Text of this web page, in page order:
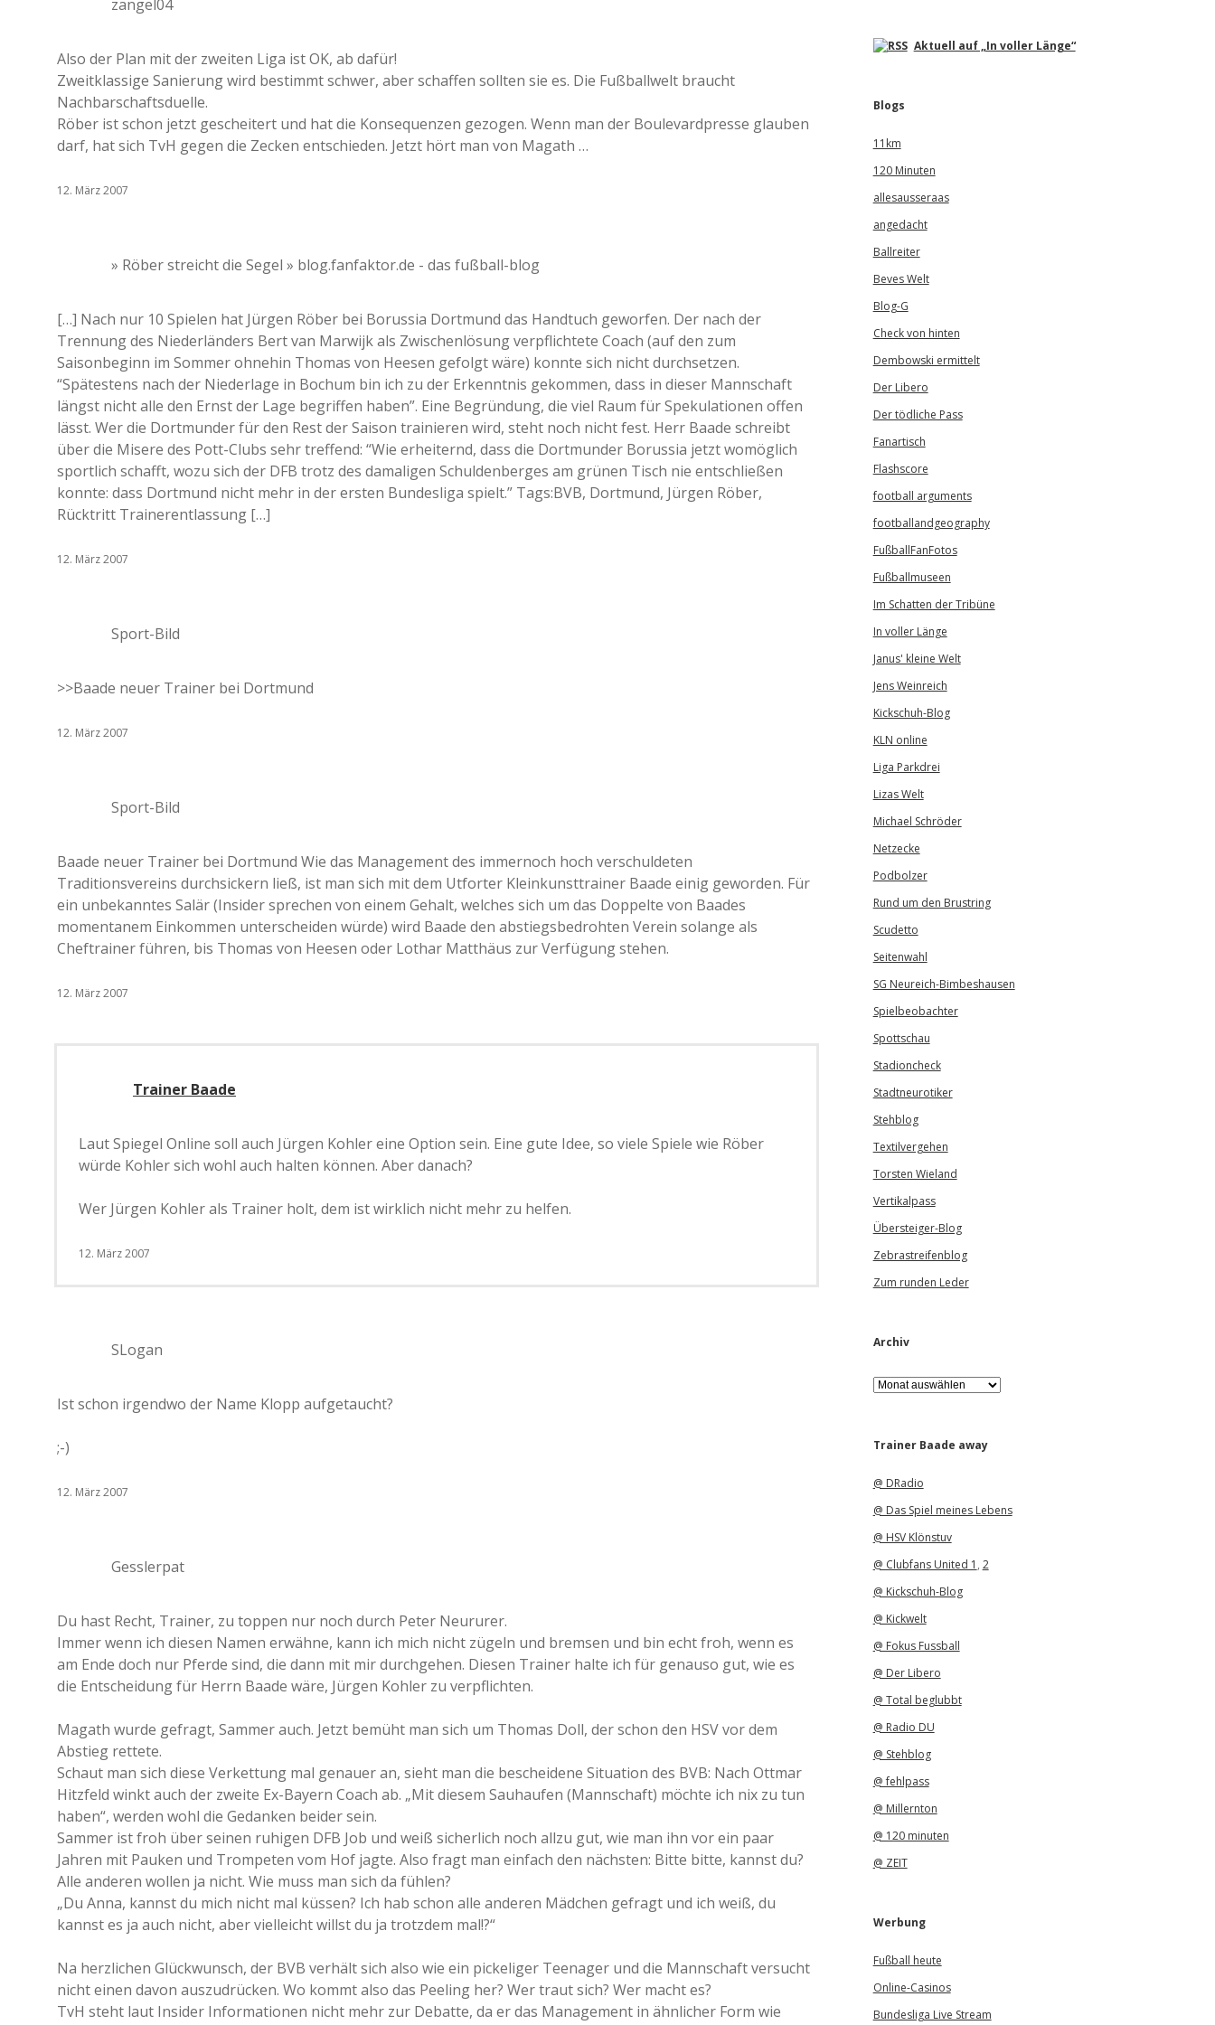
zangel04
Also der Plan mit der zweiten Liga ist OK, ab dafür!
Zweitklassige Sanierung wird bestimmt schwer, aber schaffen sollten sie es. Die Fußballwelt braucht
Nachbarschaftsduelle.
Röber ist schon jetzt gescheitert und hat die Konsequenzen gezogen. Wenn man der Boulevardpresse glauben
darf, hat sich TvH gegen die Zecken entschieden. Jetzt hört man von Magath …
12. März 2007
» Röber streicht die Segel » blog.fanfaktor.de - das fußball-blog
[…] Nach nur 10 Spielen hat Jürgen Röber bei Borussia Dortmund das Handtuch geworfen. Der nach der
Trennung des Niederländers Bert van Marwijk als Zwischenlösung verpflichtete Coach (auf den zum
Saisonbeginn im Sommer ohnehin Thomas von Heesen gefolgt wäre) konnte sich nicht durchsetzen.
“Spätestens nach der Niederlage in Bochum bin ich zu der Erkenntnis gekommen, dass in dieser Mannschaft
längst nicht alle den Ernst der Lage begriffen haben”. Eine Begründung, die viel Raum für Spekulationen offen
lässt. Wer die Dortmunder für den Rest der Saison trainieren wird, steht noch nicht fest. Herr Baade schreibt
über die Misere des Pott-Clubs sehr treffend: “Wie erheiternd, dass die Dortmunder Borussia jetzt womöglich
sportlich schafft, wozu sich der DFB trotz des damaligen Schuldenberges am grünen Tisch nie entschließen
konnte: dass Dortmund nicht mehr in der ersten Bundesliga spielt.” Tags:BVB, Dortmund, Jürgen Röber,
Rücktritt Trainerentlassung […]
12. März 2007
Sport-Bild
>>Baade neuer Trainer bei Dortmund
12. März 2007
Sport-Bild
Baade neuer Trainer bei Dortmund Wie das Management des immernoch hoch verschuldeten
Traditionsvereins durchsickern ließ, ist man sich mit dem Utforter Kleinkunsttrainer Baade einig geworden. Für
ein unbekanntes Salär (Insider sprechen von einem Gehalt, welches sich um das Doppelte von Baades
momentanem Einkommen unterscheiden würde) wird Baade den abstiegsbedrohten Verein solange als
Cheftrainer führen, bis Thomas von Heesen oder Lothar Matthäus zur Verfügung stehen.
12. März 2007
Trainer Baade
Laut Spiegel Online soll auch Jürgen Kohler eine Option sein. Eine gute Idee, so viele Spiele wie Röber
würde Kohler sich wohl auch halten können. Aber danach?
Wer Jürgen Kohler als Trainer holt, dem ist wirklich nicht mehr zu helfen.
12. März 2007
SLogan
Ist schon irgendwo der Name Klopp aufgetaucht?
;-)
12. März 2007
Gesslerpat
Du hast Recht, Trainer, zu toppen nur noch durch Peter Neururer.
Immer wenn ich diesen Namen erwähne, kann ich mich nicht zügeln und bremsen und bin echt froh, wenn es
am Ende doch nur Pferde sind, die dann mit mir durchgehen. Diesen Trainer halte ich für genauso gut, wie es
die Entscheidung für Herrn Baade wäre, Jürgen Kohler zu verpflichten.
Magath wurde gefragt, Sammer auch. Jetzt bemüht man sich um Thomas Doll, der schon den HSV vor dem
Abstieg rettete.
Schaut man sich diese Verkettung mal genauer an, sieht man die bescheidene Situation des BVB: Nach Ottmar
Hitzfeld winkt auch der zweite Ex-Bayern Coach ab. „Mit diesem Sauhaufen (Mannschaft) möchte ich nix zu tun
haben“, werden wohl die Gedanken beider sein.
Sammer ist froh über seinen ruhigen DFB Job und weiß sicherlich noch allzu gut, wie man ihn vor ein paar
Jahren mit Pauken und Trompeten vom Hof jagte. Also fragt man einfach den nächsten: Bitte bitte, kannst du?
Alle anderen wollen ja nicht. Wie muss man sich da fühlen?
„Du Anna, kannst du mich nicht mal küssen? Ich hab schon alle anderen Mädchen gefragt und ich weiß, du
kannst es ja auch nicht, aber vielleicht willst du ja trotzdem mal!?“
Na herzlichen Glückwunsch, der BVB verhält sich also wie ein pickeliger Teenager und die Mannschaft versucht
nicht einen davon auszudrücken. Wo kommt also das Peeling her? Wer traut sich? Wer macht es?
TvH steht laut Insider Informationen nicht mehr zur Debatte, da er das Management in ähnlicher Form wie
Aktuell auf „In voller Länge“
Blogs
11km
120 Minuten
allesausseraas
angedacht
Ballreiter
Beves Welt
Blog-G
Check von hinten
Dembowski ermittelt
Der Libero
Der tödliche Pass
Fanartisch
Flashscore
football arguments
footballandgeography
FußballFanFotos
Fußballmuseen
Im Schatten der Tribüne
In voller Länge
Janus' kleine Welt
Jens Weinreich
Kickschuh-Blog
KLN online
Liga Parkdrei
Lizas Welt
Michael Schröder
Netzecke
Podbolzer
Rund um den Brustring
Scudetto
Seitenwahl
SG Neureich-Bimbeshausen
Spielbeobachter
Spottschau
Stadioncheck
Stadtneurotiker
Stehblog
Textilvergehen
Torsten Wieland
Vertikalpass
Übersteiger-Blog
Zebrastreifenblog
Zum runden Leder
Archiv
A
r
iTrainer Baade away
@ DRadio
@ Das Spiel meines Lebens
@ HSV Klönstuv
@ Clubfans United 1 , 2
@ Kickschuh-Blog
@ Kickwelt
@ Fokus Fussball
@ Der Libero
@ Total beglubbt
@ Radio DU
@ Stehblog
@ fehlpass
@ Millernton
@ 120 minuten
@ ZEIT
Werbung
Fußball heute
Online-Casinos
Bundesliga Live Stream